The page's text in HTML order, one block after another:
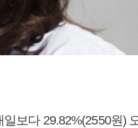
보다 29.82%(2550원)